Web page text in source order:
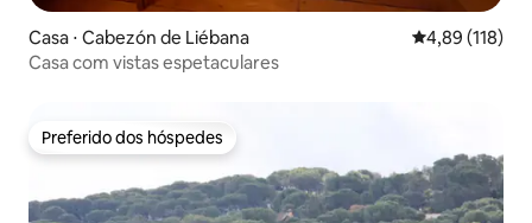
Casa ⋅ Cabezón de Liébana 4,89 de uma
4,89 (118)
Casa com vistas espetaculares
Preferido dos hóspedes
Preferido dos hóspedes